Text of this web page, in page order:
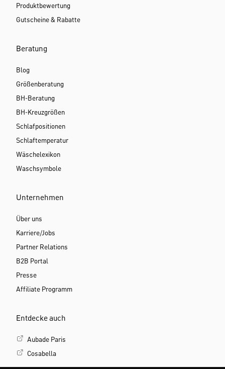
Produktbewertung
Gutscheine & Rabatte
Beratung
Blog
Größenberatung
BH-Beratung
BH-Kreuzgrößen
Schlafpositionen
Schlaftemperatur
Wäschelexikon
Waschsymbole
Unternehmen
Über uns
Karriere/Jobs
Partner Relations
B2B Portal
Presse
Affiliate Programm
Entdecke auch
Aubade Paris
Cosabella